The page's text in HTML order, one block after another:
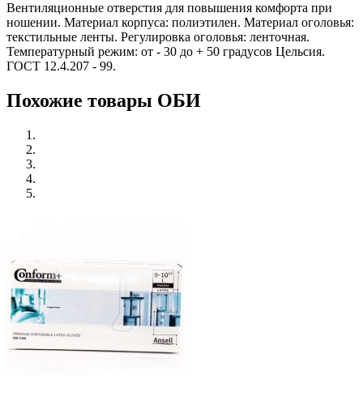
Вентиляционные отверстия для повышения комфорта при
ношении. Материал корпуса: полиэтилен. Материал оголовья:
текстильные ленты. Регулировка оголовья: ленточная.
Температурный режим: от - 30 до + 50 градусов Цельсия.
ГОСТ 12.4.207 - 99.
Похожие товары ОБИ